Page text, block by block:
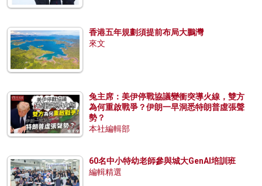
香港五年規劃須提前布局大鵬灣
來文
兔主席：美伊停戰協議變衝突導火線，雙方
為何重啟戰爭？伊朗一早洞悉特朗普虛張聲
勢？
本社編輯部
60名中小特幼老師參與城大GenAI培訓班
編輯精選